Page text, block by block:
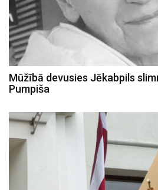
Mūžībā devusies Jēkabpils
Pumpiša